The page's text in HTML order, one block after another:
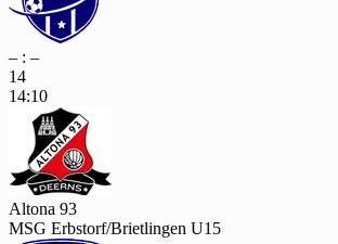
– : –
14
14:10
Altona 93
MSG Erbstorf/Brietlingen U15